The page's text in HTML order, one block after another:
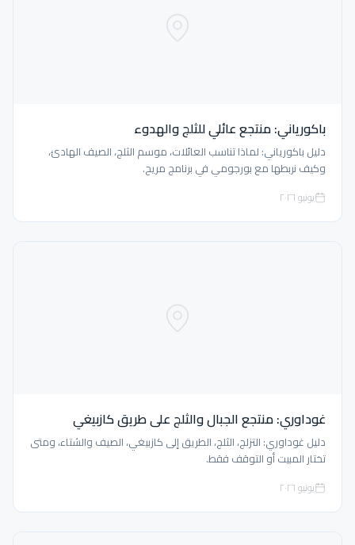
باكورياني: منتجع عائلي للثلج والهدوء
دليل باكورياني: لماذا تناسب العائلات، موسم الثلج، الصيف الهادئ،
وكيف نربطها مع بورجومي في برنامج مريح.
يونيو ٢٠٢٦
غوداوري: منتجع الجبال والثلج على طريق كازبيغي
دليل غوداوري: التزلج، الثلج، الطريق إلى كازبيغي، الصيف والشتاء، ومتى
تختار المبيت أو التوقف فقط.
يونيو ٢٠٢٦